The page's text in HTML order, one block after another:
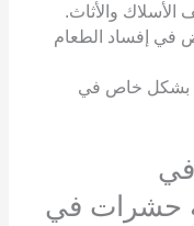
الأسلاك والأثاث.
في إفساد الطعام
بشكل خاص في
حشرات في